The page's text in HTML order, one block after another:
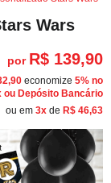
Wars
por R$ 139,90
economize 5% no
ou Depósito Bancário
ou em 3x de R$ 46,63